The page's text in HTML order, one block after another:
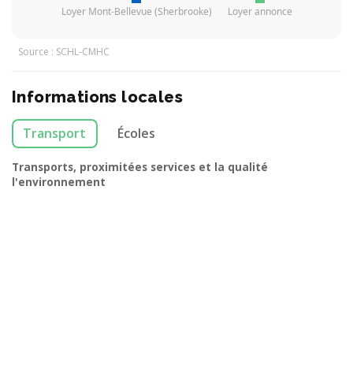
Loyer Mont-Bellevue (Sherbrooke) Loyer annonce
Source : SCHL-CMHC
Informations locales
Transport Écoles
Transports, proximitées services et la qualité
l'environnement